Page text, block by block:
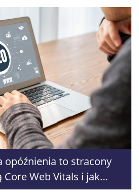
opóźnienia to stracony
Core Web Vitals i jak